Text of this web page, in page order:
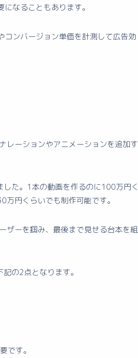
なることもあります。
コンバージョン単価を計測して広告効
レーションやアニメーションを追加す
た。1本の動画を作るのに100万円く
円くらいでも制作可能です。
ザーを掴み、最後まで見せる台本を組
の2点となります。
です。